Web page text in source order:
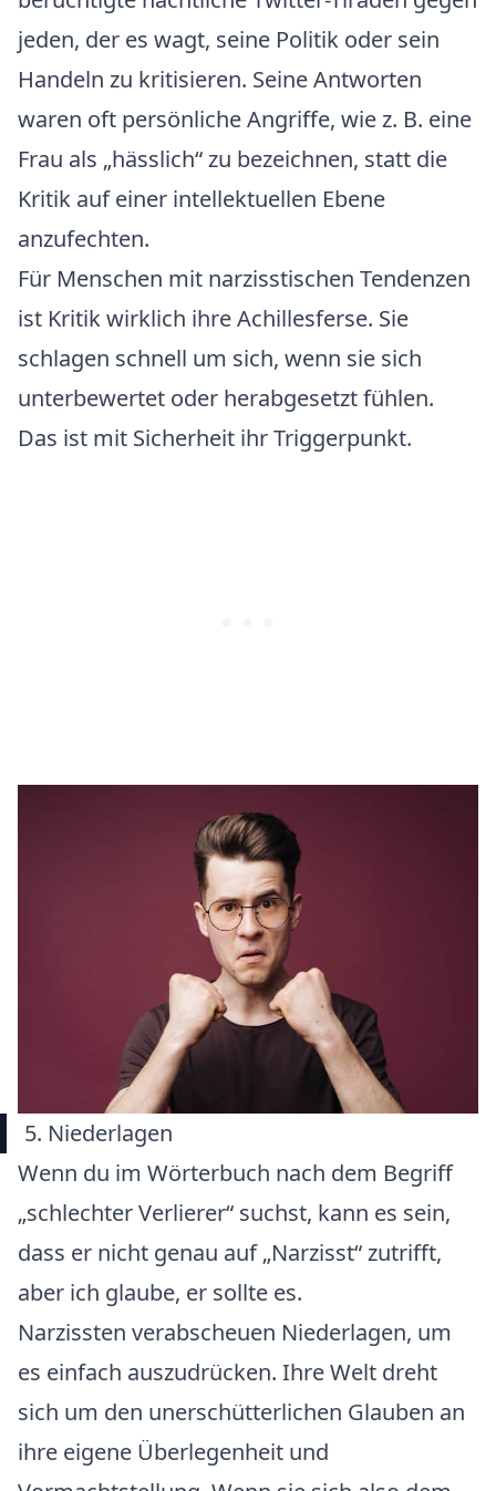
jeden, der es wagt, seine Politik oder sein
Handeln zu kritisieren. Seine Antworten
waren oft persönliche Angriffe, wie z. B. eine
Frau als „hässlich“ zu bezeichnen, statt die
Kritik auf einer intellektuellen Ebene
anzufechten.
Für Menschen mit narzisstischen Tendenzen
ist Kritik wirklich ihre Achillesferse. Sie
schlagen schnell um sich, wenn sie sich
unterbewertet oder herabgesetzt fühlen.
Das ist mit Sicherheit ihr Triggerpunkt.
5. Niederlagen
Wenn du im Wörterbuch nach dem Begriff
„schlechter Verlierer“ suchst, kann es sein,
dass er nicht genau auf „Narzisst“ zutrifft,
aber ich glaube, er sollte es.
Narzissten verabscheuen Niederlagen, um
es einfach auszudrücken. Ihre Welt dreht
sich um den unerschütterlichen Glauben an
ihre eigene Überlegenheit und